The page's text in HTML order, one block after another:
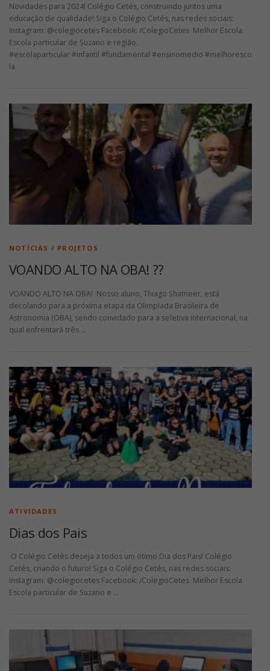
Novidades para 2024! Colégio Cetés, construindo juntos uma
educação de qualidade! Siga o Colégio Cetés, nas redes sociais:
Instagram: @colegiocetes Facebook: /ColegioCetes Melhor Escola.
Escola particular de Suzano e região.
#escolaparticular #infantil #fundamental #ensinomedio #melhoresco
la
NOTÍCIAS / PROJETOS
VOANDO ALTO NA OBA! ??
VOANDO ALTO NA OBA! Nosso aluno, Thiago Shatneer, está
decolando para a próxima etapa da Olimpíada Brasileira de
Astronomia (OBA), sendo convidado para a seletiva internacional, na
qual enfrentará três …
ATIVIDADES
Dias dos Pais
O Colégio Cetés deseja a todos um ótimo Dia dos Pais! Colégio
Cetés, criando o futuro! Siga o Colégio Cetés, nas redes sociais:
Instagram: @colegiocetes Facebook: /ColegioCetes Melhor Escola.
Escola particular de Suzano e …